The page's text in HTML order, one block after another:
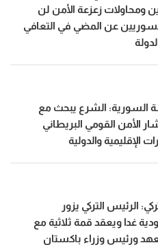
ومحاولات زعزعة الأمن لن
عن المضي في التعافي
السورية: الشرع يبحث مع
الأمن القومي البريطاني
الإقليمية والدولية
الرئيس التركي يزور
غدا ويعقد قمة ثلاثية مع
ورئيس وزراء باكستان